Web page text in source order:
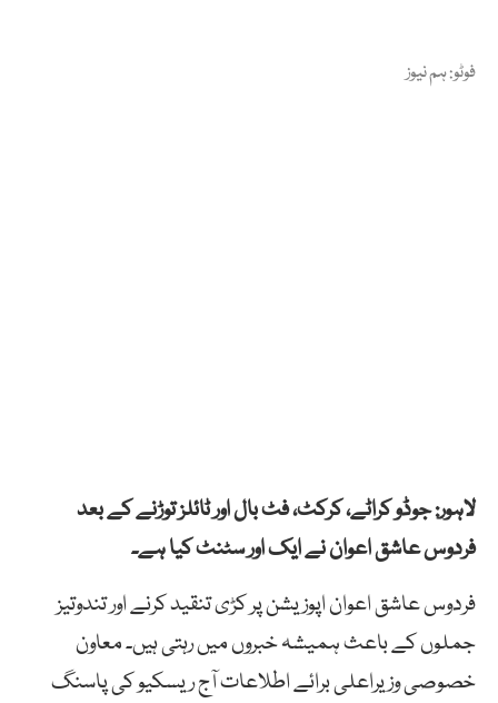
فوٹو: ہم نیوز
لاہور: جوڈو کراٹے، کرکٹ، فٹ بال اور ٹائلز توڑنے کے بعد
فردوس عاشق اعوان نے ایک اور سٹنٹ کیا ہے۔
فردوس عاشق اعوان اپوزیشن پر کڑی تنقید کرنے اور تندوتیز
جملوں کے باعث ہمیشہ خبروں میں رہتی ہیں۔ معاون
خصوصی وزیراعلی برائے اطلاعات آج ریسکیو کی پاسنگ